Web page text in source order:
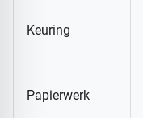
Keuring
Papierwerk